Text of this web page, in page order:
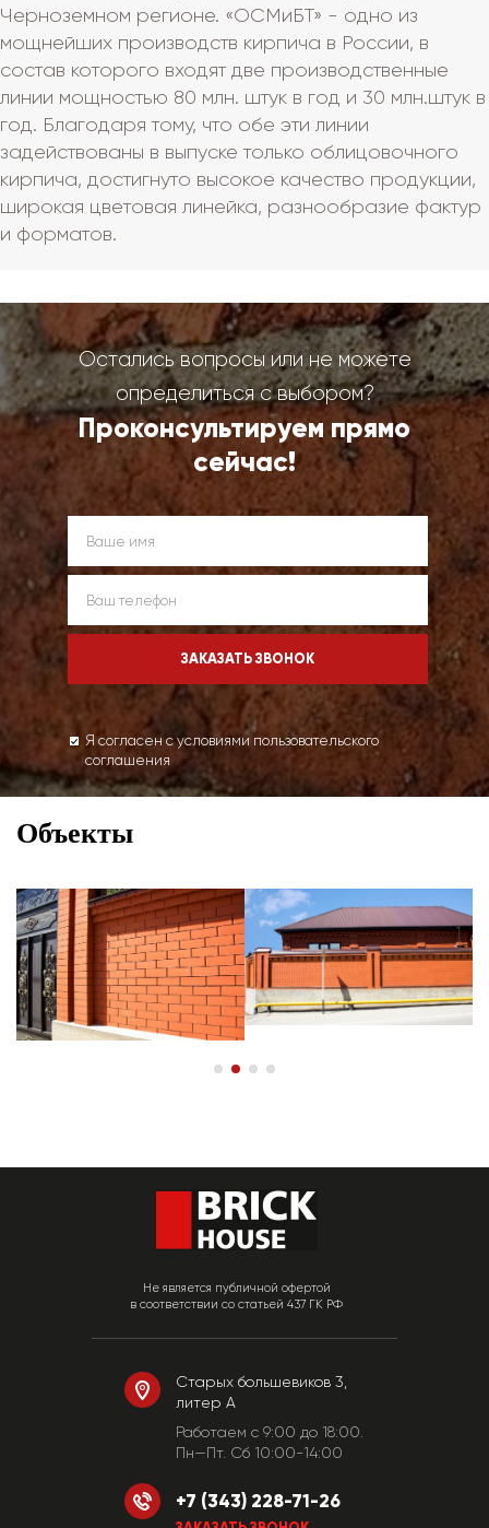
Черноземном регионе. «ОСМиБТ» - одно из
мощнейших производств кирпича в России, в
состав которого входят две производственные
линии мощностью 80 млн. штук в год и 30 млн.штук в
год. Благодаря тому, что обе эти линии
задействованы в выпуске только облицовочного
кирпича, достигнуто высокое качество продукции,
широкая цветовая линейка, разнообразие фактур
и форматов.
Остались вопросы или не можете
определиться с выбором?
Проконсультируем прямо
сейчас!
Я согласен с условиями пользовательского
соглашения
Объекты
Не является публичной офертой
в соответствии со статьей 437 ГК РФ
Старых большевиков 3,
литер А
Работаем c 9:00 до 18:00.
Пн—Пт. Сб 10:00-14:00
+7 (343) 228-71-26